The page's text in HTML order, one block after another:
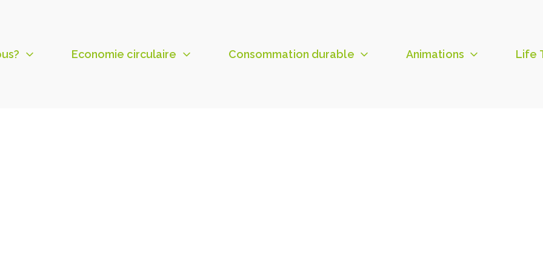
Economie circulaire Consommation durable Animations Life